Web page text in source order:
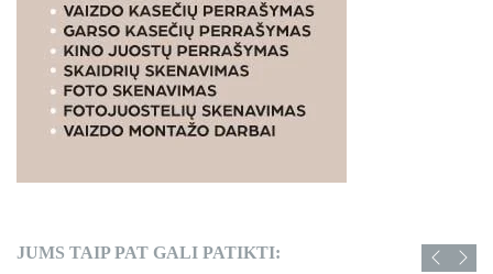
JUMS TAIP PAT GALI PATIKTI: